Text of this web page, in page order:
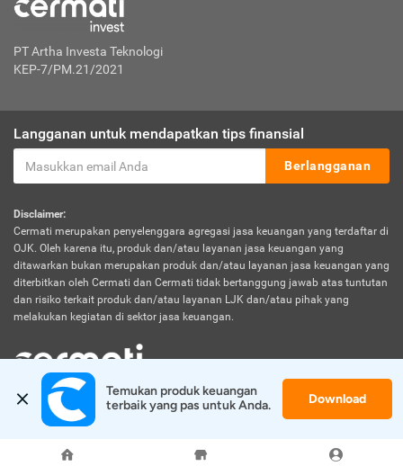
PT Artha Investa Teknologi
KEP-7/PM.21/2021
Langganan untuk mendapatkan tips finansial
Berlangganan
Disclaimer:
Cermati merupakan penyelenggara agregasi jasa keuangan yang terdaftar di
OJK. Oleh karena itu, produk dan/atau layanan jasa keuangan yang
ditawarkan bukan merupakan produk dan/atau layanan jasa keuangan yang
diterbitkan oleh Cermati dan Cermati tidak bertanggung jawab atas tuntutan
dan risiko terkait produk dan/atau layanan LJK dan/atau pihak yang
melakukan kegiatan di sektor jasa keuangan.
© 2026 Cermati. All Rights Reserved.
Temukan produk keuangan
terbaik yang pas untuk Anda.
Download